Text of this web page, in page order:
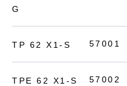
G
TP 62 X1-S 57001
TPE 62 X1-S 57002